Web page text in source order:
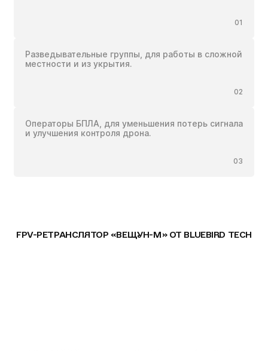
01
Разведывательные группы, для работы в сложной
местности и из укрытия.
02
Операторы БПЛА, для уменьшения потерь сигнала
и улучшения контроля дрона.
03
FPV-РЕТРАНСЛЯТОР «ВЕЩУН-М» ОТ BLUEBIRD TECH
Ожидайте звонка. С вами свяжутся наши
специалисты!